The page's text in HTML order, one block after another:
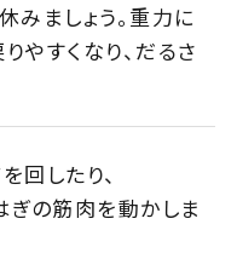
ましょう。重力に
やすくなり、だるさ
回したり、
ぎの筋肉を動かしま